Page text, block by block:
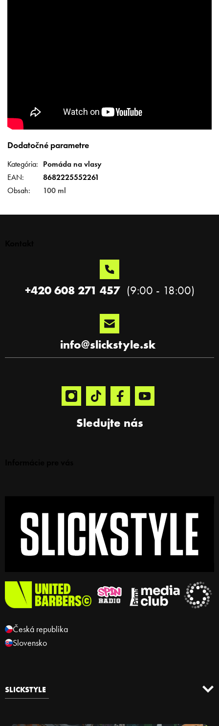
Dodatočné parametre
Kategória:
Pomáda na vlasy
EAN:
8682225552261
Obsah: 100 ml
Sledujte nás
info@slickstyle.sk
+420 608 271 457
Česká republika
Slovensko
SLICKSTYLE